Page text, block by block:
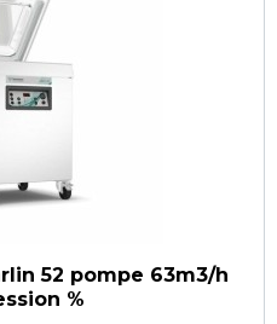
52 pompe 63m3/h
%